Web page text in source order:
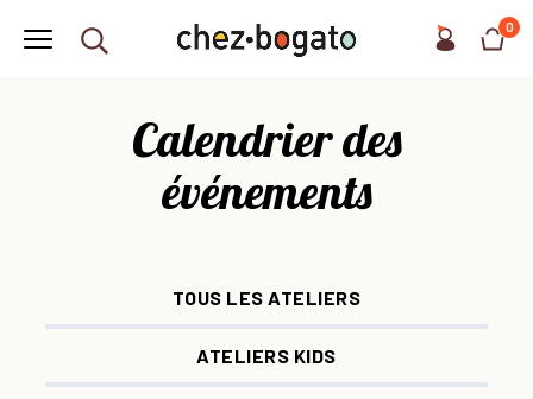
0
Calendrier des
événements
TOUS LES ATELIERS
ATELIERS KIDS